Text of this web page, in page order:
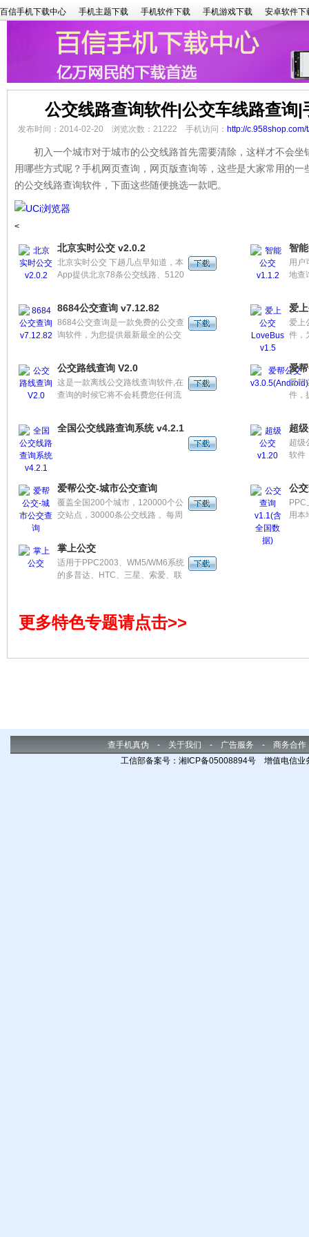
百信手机下载中心 手机主题下载 手机软件下载 手机游戏下载 安卓软件下
公交线路查询软件|公交车线路查询
发布时间：2014-02-20 浏览次数：21222 手机访问： http://c.958shop.com/
初入一个城市对于城市的公交线路首先需要清除，这样才不会坐
用哪些方式呢？手机网页查询，网页版查询等，这些是大家常用的
的公交线路查询软件，下面这些随便挑选一款吧。
<
北京实时公交 v2.0.2
北京实时公交 下趟几点早知道，本
App提供北京78条公交线路、5120
智
用户
地查
8684公交查询 v7.12.82
8684公交查询是一款免费的公交查
询软件，为您提供最新最全的公交
您提供最快捷、最方便的出行线
路。
爱
爱上
件，
站点
记录
准确
公交路线查询 V2.0
这是一款离线公交路线查询软件,在
查询的时候它将不会耗费您任何流
的公交路线，以及新增了一个在线
爱
爱帮
件，
查询
全国公交线路查询系统 v4.2.1 超
超级
软件
网。
载”
出公
爱帮公交-城市公交查询
覆盖全国200个城市，120000个公
交站点，30000条公交线路 。每周
公
PPC
用本
掌上公交
适用于PPC2003、WM5/WM6系统
的多普达、HTC、三星、索爱、联
更多特色专题请点击>>
查手机真伪 - 关于我们 - 广告服务 - 商务合作
工信部备案号：湘ICP备05008894号 增值电信